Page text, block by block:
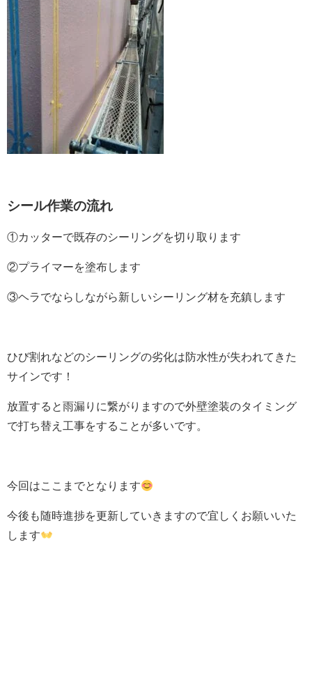
シール作業の流れ
①カッターで既存のシーリングを切り取ります
②プライマーを塗布します
③ヘラでならしながら新しいシーリング材を充鎮します
ひび割れなどのシーリングの劣化は防水性が失われてきた
サインです！
放置すると雨漏りに繋がりますので外壁塗装のタイミング
で打ち替え工事をすることが多いです。
今回はここまでとなります
今後も随時進捗を更新していきますので宜しくお願いいた
します